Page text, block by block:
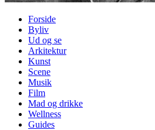
Forside
Byliv
Ud og se
Arkitektur
Kunst
Scene
Musik
Film
Mad og drikke
Wellness
Guides